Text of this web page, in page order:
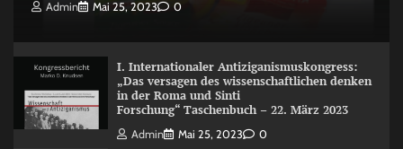
Admin Mai 25, 2023 0
I. Internationaler Antiziganismuskongress:
„Das versagen des wissenschaftlichen denken
in der Roma und Sinti
Forschung“ Taschenbuch – 22. März 2023
Admin Mai 25, 2023 0